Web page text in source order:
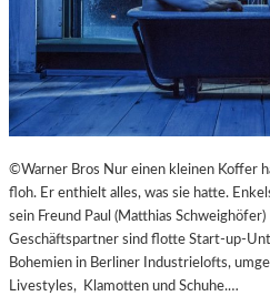
©Warner Bros Nur einen kleinen Koffer
floh. Er enthielt alles, was sie hatte.
sein Freund Paul (Matthias
Geschäftspartner sind flotte Start-up-
Bohemien in Berliner Industrielofts,
Livestyles, Klamotten und Schuhe.…